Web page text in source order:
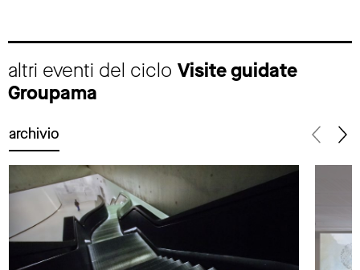
altri eventi del ciclo Visite guidate
Groupama
archivio